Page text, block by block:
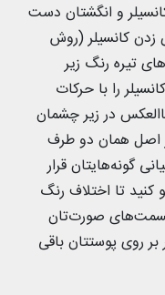
و انگشتان دست
کانسیلر (روش
تیره رنگ زیر
را با حرکات
در زیر چشمان
اصل همان دو طرف
گونه‌هایتان قرار
تا اختلاف رنگ
صورت‌تان
روی پوستتان باقی